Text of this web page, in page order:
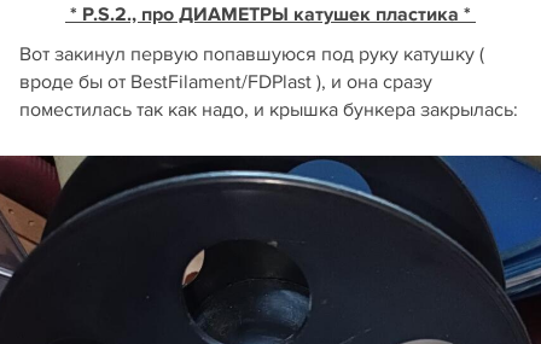
* P.S.2., про ДИАМЕТРЫ катушек пластика *
Вот закинул первую попавшуюся под руку катушку (
вроде бы от BestFilament/FDPlast ), и она сразу
поместилась так как надо, и крышка бункера закрылась: